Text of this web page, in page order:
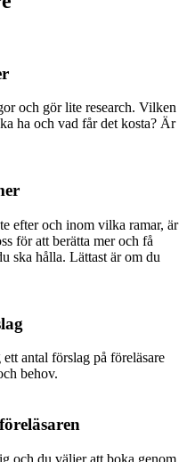
och gör lite research. Vilken
ha och vad får det kosta? Är
efter och inom vilka ramar, är
för att berätta mer och få
ska hålla. Lättast är om du
antal förslag på föreläsare
behov.
och du väljer att boka genom